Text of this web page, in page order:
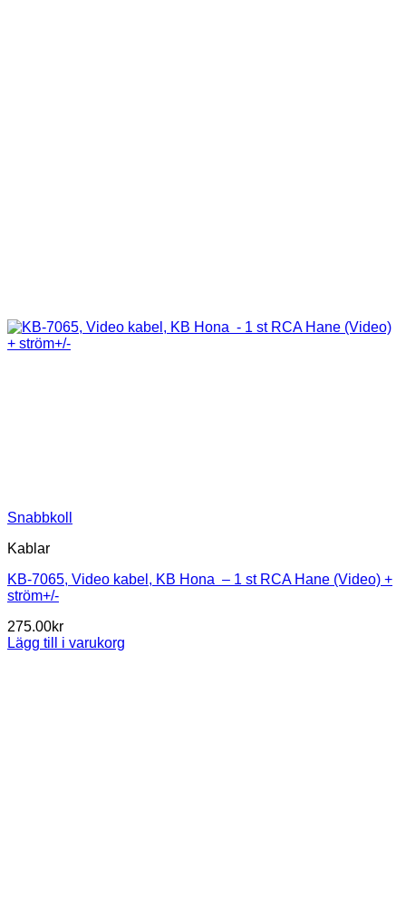
Snabbkoll
Kablar
KB-7065, Video kabel, KB Hona – 1 st RCA Hane (Video) +
ström+/-
275.00kr
Lägg till i varukorg